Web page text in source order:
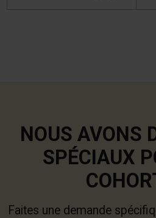
NOUS AVONS
SPÉCIAUX
Faites une demande